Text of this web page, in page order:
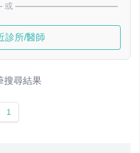
或
診所/醫師
搜尋結果
1